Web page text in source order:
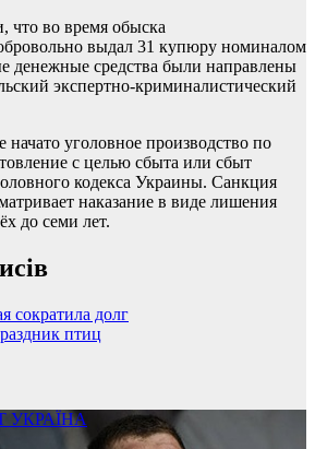
что во время обыска
выдал 31 купюру номиналом
денежные средства были направлены
экспертно-криминалистический
уголовное производство по
с целью сбыта или сбыт
кодекса Украины. Санкция
наказание в виде лишения
до семи лет.
сократила долг
птиц
УКРАЇНА